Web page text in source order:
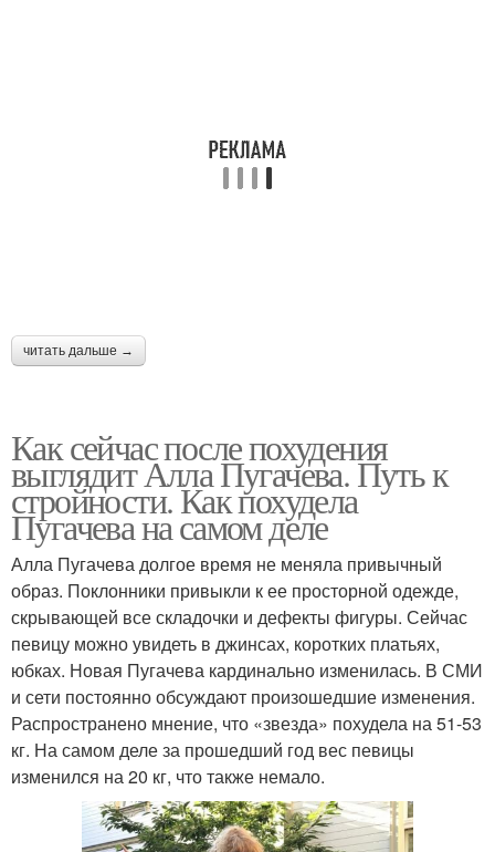
читать дальше →
Как сейчас после похудения
выглядит Алла Пугачева. Путь к
стройности. Как похудела
Пугачева на самом деле
Алла Пугачева долгое время не меняла привычный
образ. Поклонники привыкли к ее просторной одежде,
скрывающей все складочки и дефекты фигуры. Сейчас
певицу можно увидеть в джинсах, коротких платьях,
юбках. Новая Пугачева кардинально изменилась. В СМИ
и сети постоянно обсуждают произошедшие изменения.
Распространено мнение, что «звезда» похудела на 51-53
кг. На самом деле за прошедший год вес певицы
изменился на 20 кг, что также немало.